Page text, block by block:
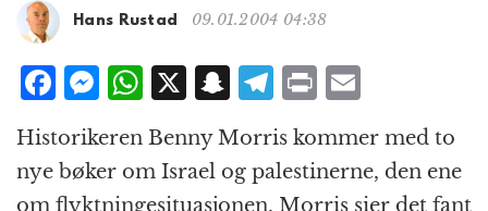
t
n
Hans Rustad 09.01.2004 04:38
F
c
e
M
ss
e
W
at
s
X S
a
p
T
el
e
g
P
n
t
ai
l
Historikeren Benny Morris kommer med to
nye bøker om Israel og palestinerne, den ene
om flyktningesituasjonen. Morris sier det fant